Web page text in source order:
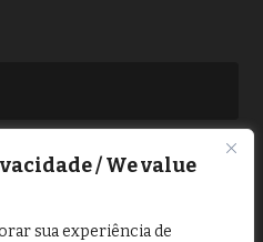
/ We value
sua experiência de